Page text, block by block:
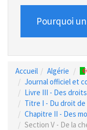
Pourquoi
Accueil Algérie
Journal officiel et
Livre III - Des
Titre I - Du droit
Chapitre II - Des
Section V - De la